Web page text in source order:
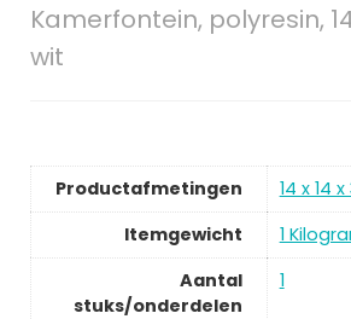
Kamerfontein, polyresin, 14
wit
Productafmetingen
‎14 x 14
Itemgewicht
‎1
Aantal
stuks/onderdelen
‎1